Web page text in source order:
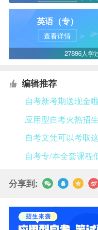
英语（专）
查看详情
27896人学
编辑推荐
自考新考期送现金
应用型自考火热招
自考文凭可以考取
自考专/本全套课程
分享到: